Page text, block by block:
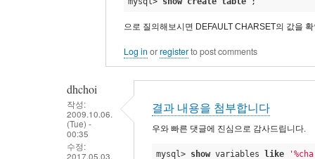
으로 질의해보시면 DEFAULT CHARSET의 값을
Log in orregisterto post comments
dhchoi
작성:
2009.10.06.
(Tue) -
00:35
수정:
2017.05.03.
결과 내용을 첨부합니다
우와 빠른 댓글에 진심으로 감사드립니다.
mysql> show variables like